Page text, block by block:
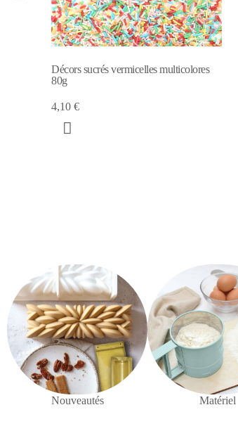
Pot de sucre pailleté ARGENTÉ
6,69 €
Nouveautés Matériel